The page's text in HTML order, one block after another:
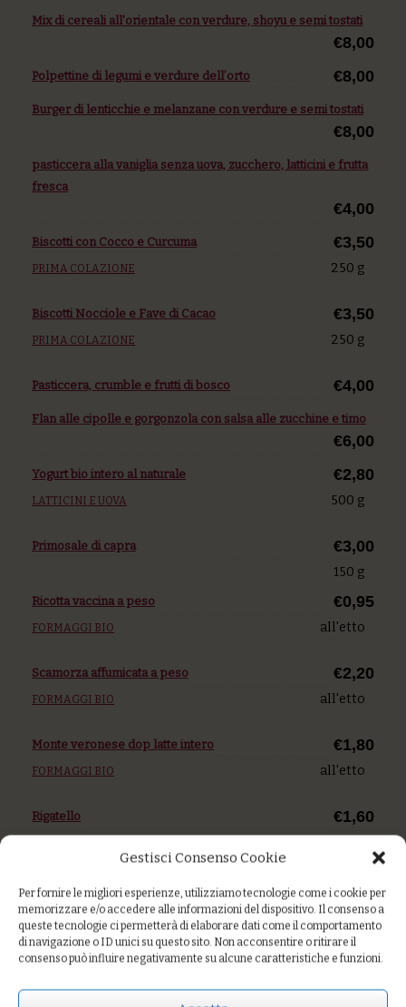
Gestisci Consenso Cookie
Per fornire le migliori esperienze, utilizziamo tecnologie come i cookie per
memorizzare e/o accedere alle informazioni del dispositivo. Il consenso a
queste tecnologie ci permetterà di elaborare dati come il comportamento
di navigazione o ID unici su questo sito. Non acconsentire o ritirare il
consenso può influire negativamente su alcune caratteristiche e funzioni.
Mix di cereali all'orientale con verdure, shoyu e semi tostati
€8,00
Polpettine di legumi e verdure dell’orto €8,00
Burger di lenticchie e melanzane con verdure e semi tostati
€8,00
pasticcera alla vaniglia senza uova, zucchero, latticini e frutta
fresca
€4,00
Biscotti con Cocco e Curcuma €3,50
250 g
PRIMA COLAZIONE
Biscotti Nocciole e Fave di Cacao €3,50
250 g
PRIMA COLAZIONE
Pasticcera, crumble e frutti di bosco €4,00
Flan alle cipolle e gorgonzola con salsa alle zucchine e timo
€6,00
Yogurt bio intero al naturale €2,80
500 g
LATTICINI E UOVA
Primosale di capra €3,00
150 g
Ricotta vaccina a peso €0,95
all'etto
FORMAGGI BIO
Scamorza affumicata a peso €2,20
all'etto
FORMAGGI BIO
Monte veronese dop latte intero €1,80
all'etto
FORMAGGI BIO
Rigatello €1,60
Latteria "ottomarzo" €1,40
all'etto
Caciottina fresca €1,60